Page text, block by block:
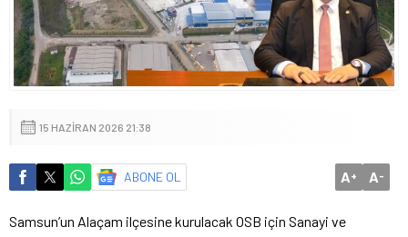
15 HAZIRAN 2026 21:38
ABONE OL A+ A-
Samsun’un Alaçam ilçesine kurulacak OSB için Sanayi ve